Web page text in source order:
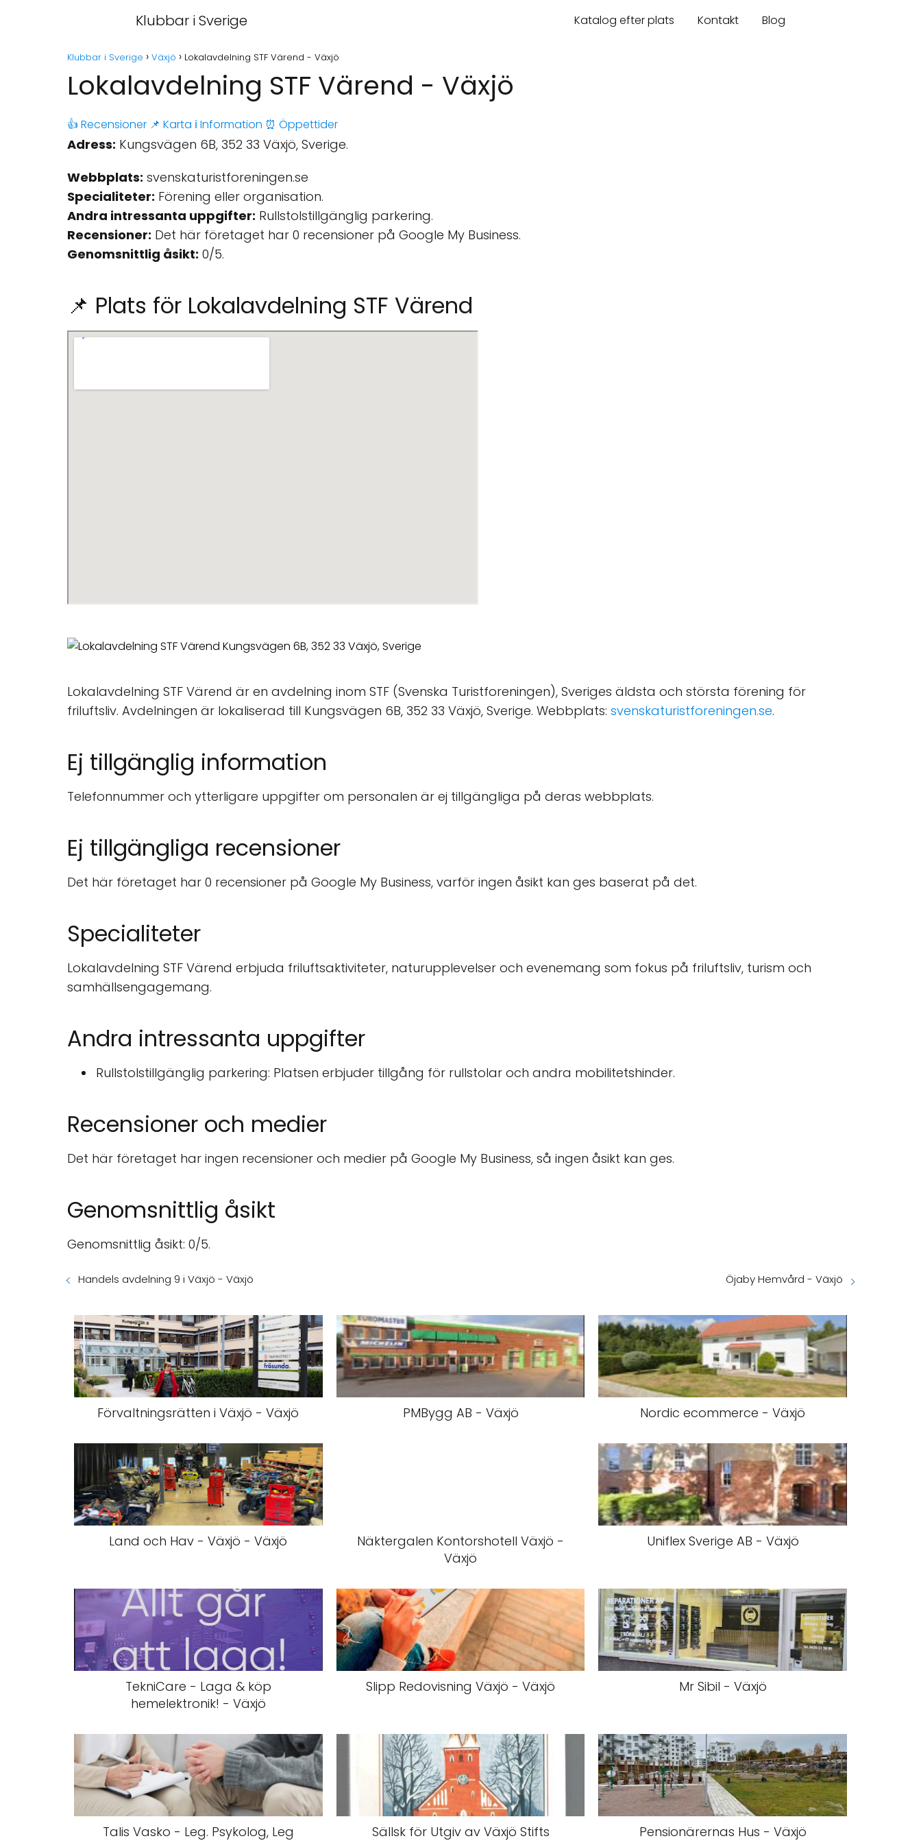
Klubbar i Sverige Katalog efter plats Kontakt Blog
Klubbar i Sverige Växjö Lokalavdelning STF Värend - Växjö
Lokalavdelning STF Värend - Växjö
👍 Recensioner 📌 Karta ℹ️ Information ⏰ Öppettider
Adress: Kungsvägen 6B, 352 33 Växjö, Sverige.
Webbplats: svenskaturistforeningen.se
Specialiteter: Förening eller organisation.
Andra intressanta uppgifter: Rullstolstillgänglig parkering.
Recensioner: Det här företaget har 0 recensioner på Google My Business.
Genomsnittlig åsikt: 0/5.
📌 Plats för Lokalavdelning STF Värend
Lokalavdelning STF Värend är en avdelning inom STF (Svenska Turistforeningen), Sveriges äldsta och största förening för
friluftsliv. Avdelningen är lokaliserad till Kungsvägen 6B, 352 33 Växjö, Sverige. Webbplats: svenskaturistforeningen.se.
Ej tillgänglig information
Telefonnummer och ytterligare uppgifter om personalen är ej tillgängliga på deras webbplats.
Ej tillgängliga recensioner
Det här företaget har 0 recensioner på Google My Business, varför ingen åsikt kan ges baserat på det.
Specialiteter
Lokalavdelning STF Värend erbjuda friluftsaktiviteter, naturupplevelser och evenemang som fokus på friluftsliv, turism och
samhällsengagemang.
Andra intressanta uppgifter
Rullstolstillgänglig parkering: Platsen erbjuder tillgång för rullstolar och andra mobilitetshinder.
Recensioner och medier
Det här företaget har ingen recensioner och medier på Google My Business, så ingen åsikt kan ges.
Genomsnittlig åsikt
Genomsnittlig åsikt: 0/5.
Handels avdelning 9 i Växjö - Växjö Öjaby Hemvård - Växjö
Förvaltningsrätten i Växjö - Växjö PMBygg AB - Växjö Nordic ecommerce - Växjö
Land och Hav - Växjö - Växjö
Näktergalen Kontorshotell Växjö -
Växjö
Uniflex Sverige AB - Växjö
TekniCare - Laga & köp
hemelektronik! - Växjö
Slipp Redovisning Växjö - Växjö Mr Sibil - Växjö
Talis Vasko - Leg. Psykolog, Leg
Sällsk för Utgiv av Växjö Stifts
Pensionärernas Hus - Växjö